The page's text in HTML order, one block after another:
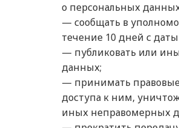
о персональных
— сообщать в
течение 10 дней с даты
— публиковать или
данных;
— принимать
доступа к ним,
иных неправомерных